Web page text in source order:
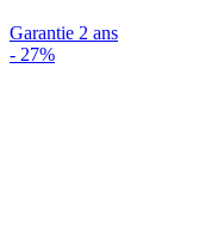
Garantie 2 ans
- 27%